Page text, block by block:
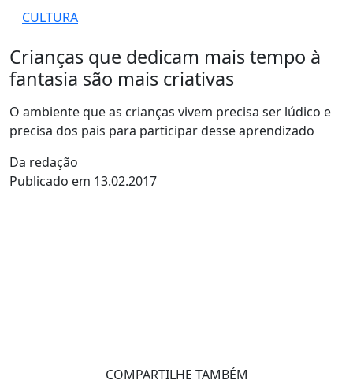
CULTURA
Crianças que dedicam mais tempo à
fantasia são mais criativas
O ambiente que as crianças vivem precisa ser lúdico e
precisa dos pais para participar desse aprendizado
Da redação
Publicado em 13.02.2017
COMPARTILHE TAMBÉM